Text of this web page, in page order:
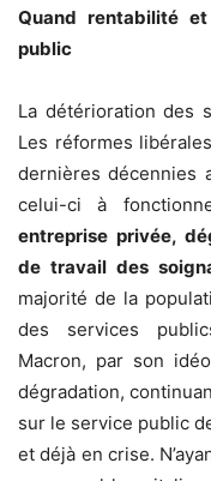
Quand rentabilité
public
La détérioration des
Les réformes
dernières décennies
celui-ci à
entreprise privée,
de travail des
majorité de la
des services
Macron, par son
dégradation,
sur le service public
et déjà en crise.